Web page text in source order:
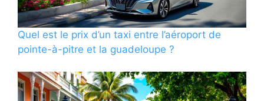
Quel est le prix d’un taxi entre l’aéroport de
pointe-à-pitre et la guadeloupe ?